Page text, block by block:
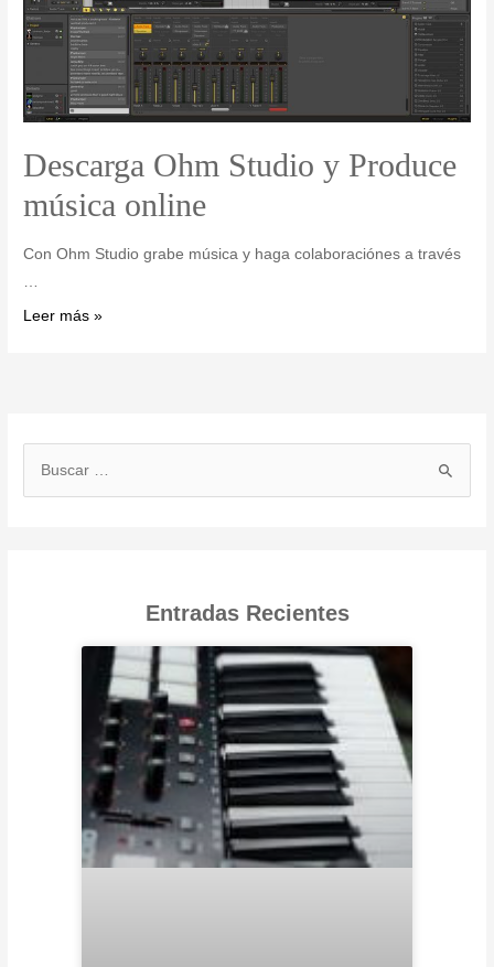
Descarga Ohm Studio y Produce
música online
Con Ohm Studio grabe música y haga colaboraciónes a través
Leer más »
Entradas Recientes